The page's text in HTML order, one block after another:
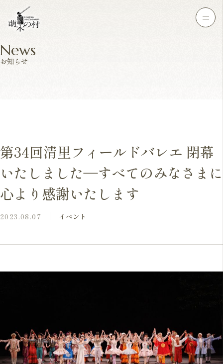
News
お知らせ
第34回清里フィールドバレエ 閉幕
いたしました―すべてのみなさまに
心より感謝いたします
2023.08.07 イベント